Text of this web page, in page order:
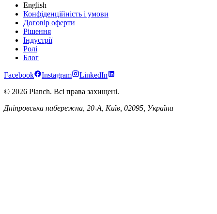
English
Конфіденційність і умови
Договір оферти
Рішення
Індустрії
Ролі
Блог
Facebook Instagram
LinkedIn
© 2026 Planch. Всі права захищені.
Дніпровська набережна, 20-А, Київ, 02095, Україна